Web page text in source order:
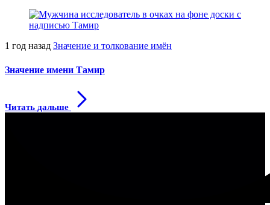
1 год назад Значение и толкование имён
Значение имени Тамир
Читать дальше